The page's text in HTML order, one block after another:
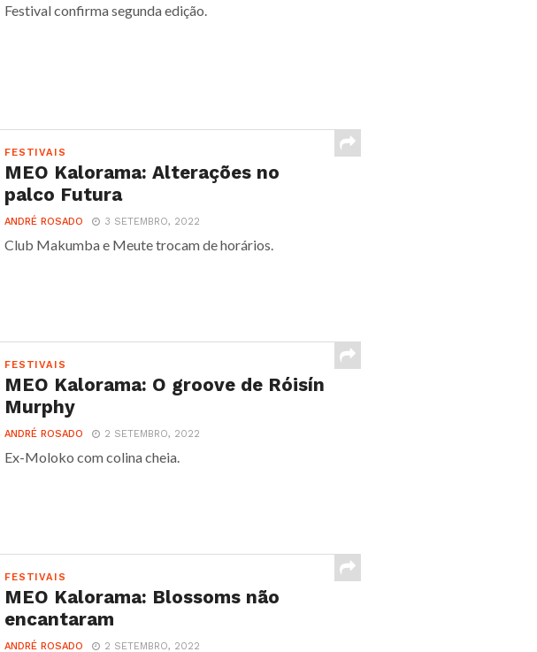
Festival confirma segunda edição.
FESTIVAIS
MEO Kalorama: Alterações no
palco Futura
ANDRÉ ROSADO 3 SETEMBRO, 2022
Club Makumba e Meute trocam de horários.
FESTIVAIS
MEO Kalorama: O groove de Róisín
Murphy
ANDRÉ ROSADO 2 SETEMBRO, 2022
Ex-Moloko com colina cheia.
FESTIVAIS
MEO Kalorama: Blossoms não
encantaram
ANDRÉ ROSADO 2 SETEMBRO, 2022